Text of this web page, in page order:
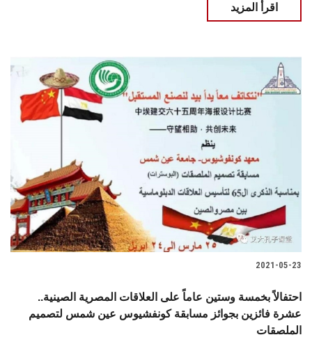
اقرأ المزيد
2021-05-23
احتفالاً بخمسة وستين عاماً على العلاقات المصرية الصينية..
عشرة فائزين بجوائز مسابقة كونفشيوس عين شمس لتصميم
الملصقات